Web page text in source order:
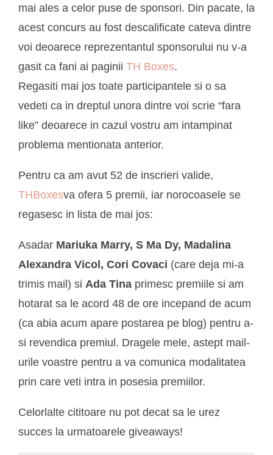
mai ales a celor puse de sponsori. Din pacate, la
acest concurs au fost descalificate cateva dintre
voi deoarece reprezentantul sponsorului nu v-a
gasit ca fani ai paginii TH Boxes.
Regasiti mai jos toate participantele si o sa
vedeti ca in dreptul unora dintre voi scrie “fara
like” deoarece in cazul vostru am intampinat
problema mentionata anterior.
Pentru ca am avut 52 de inscrieri valide,
THBoxesva ofera 5 premii, iar norocoasele se
regasesc in lista de mai jos:
Asadar Mariuka Marry, S Ma Dy, Madalina
Alexandra Vicol, Cori Covaci (care deja mi-a
trimis mail) si Ada Tina primesc premiile si am
hotarat sa le acord 48 de ore incepand de acum
(ca abia acum apare postarea pe blog) pentru a-
si revendica premiul. Dragele mele, astept mail-
urile voastre pentru a va comunica modalitatea
prin care veti intra in posesia premiilor.
Celorlalte cititoare nu pot decat sa le urez
succes la urmatoarele giveaways!